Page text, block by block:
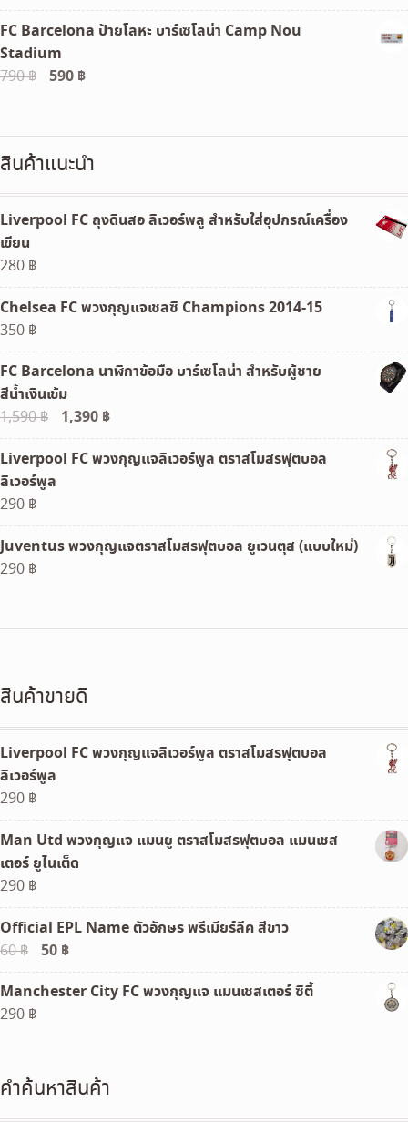
price
was:
120 ฿.
price
is:
FC Barcelona ป้ายโลหะ บาร์เซโลน่า Camp Nou
Stadium
790฿
Original
590 ฿Current
สินค้าแนะนำ
Liverpool FC ถุงดินสอ ลิเวอร์พลู สำหรับใส่อุปกรณ์เครื่อง
เขียน
280 ฿
Chelsea FC พวงกุญแจเชลซี Champions 2014-15
350 ฿
FC Barcelona นาฬิกาข้อมือ บาร์เซโลน่า สำหรับผู้ชาย
สีน้ำเงินเข้ม
1,590฿
Original
price
was:
1,590 ฿.
1,390 ฿Current
price
is:
Liverpool FC พวงกุญแจลิเวอร์พูล ตราสโมสรฟุตบอล
ลิเวอร์พูล
290 ฿
Juventus พวงกุญแจตราสโมสรฟุตบอล ยูเวนตุส (แบบใหม่)
290 ฿
สินค้าขายดี
Liverpool FC พวงกุญแจลิเวอร์พูล ตราสโมสรฟุตบอล
ลิเวอร์พูล
290 ฿
Man Utd พวงกุญแจ แมนยู ตราสโมสรฟุตบอล แมนเชส
เตอร์ ยูไนเต็ด
290 ฿
Official EPL Name ตัวอักษร พรีเมียร์ลีค สีขาว
60฿
Original
price
was:
60 ฿.
50 ฿Current
price
is:
Manchester City FC พวงกุญแจ แมนเชสเตอร์ ซิตี้
290 ฿
คำค้นหาสินค้า